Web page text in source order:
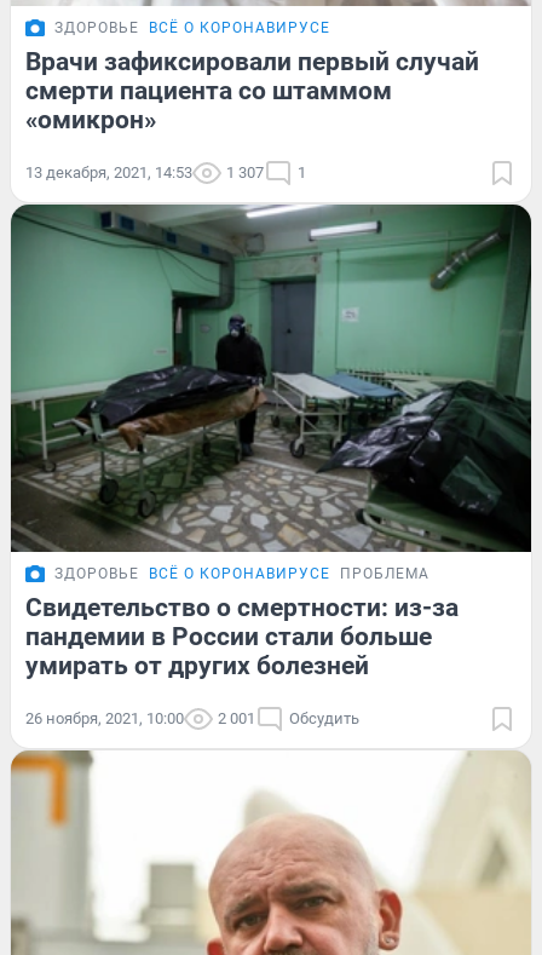
ЗДОРОВЬЕ ВСЁ О КОРОНАВИРУСЕ
Врачи зафиксировали первый случай
смерти пациента со штаммом
«омикрон»
13 декабря, 2021, 14:53 1 307 1
ЗДОРОВЬЕ ВСЁ О КОРОНАВИРУСЕ ПРОБЛЕМА
Свидетельство о смертности: из-за
пандемии в России стали больше
умирать от других болезней
26 ноября, 2021, 10:00 2 001 Обсудить